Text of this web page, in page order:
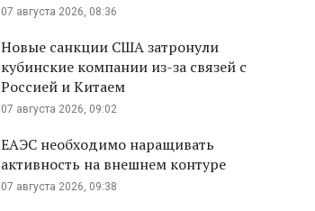
07 августа 2026, 08:36
Новые санкции США затронули
кубинские компании из-за связей с
Россией и Китаем
07 августа 2026, 09:02
ЕАЭС необходимо наращивать
активность на внешнем контуре
07 августа 2026, 09:38